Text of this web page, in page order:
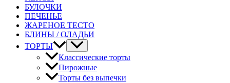
БУЛОЧКИ
ПЕЧЕНЬЕ
ЖАРЕНОЕ ТЕСТО
БЛИНЫ / ОЛАДЬИ
ТОРТЫ
Классические торты
Пирожные
Торты без выпечки